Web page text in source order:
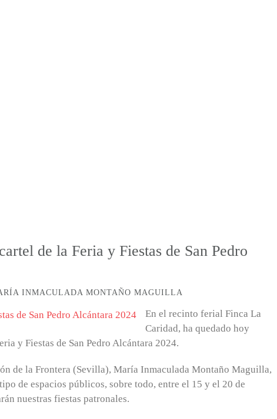
de la Feria y Fiestas de San Pedro
INMACULADA MONTAÑO MAGUILLA
En el recinto ferial Finca La
Caridad, ha quedado hoy
y Fiestas de San Pedro Alcántara 2024.
de la Frontera (Sevilla), María Inmaculada Montaño Maguilla,
de espacios públicos, sobre todo, entre el 15 y el 20 de
nuestras fiestas patronales.